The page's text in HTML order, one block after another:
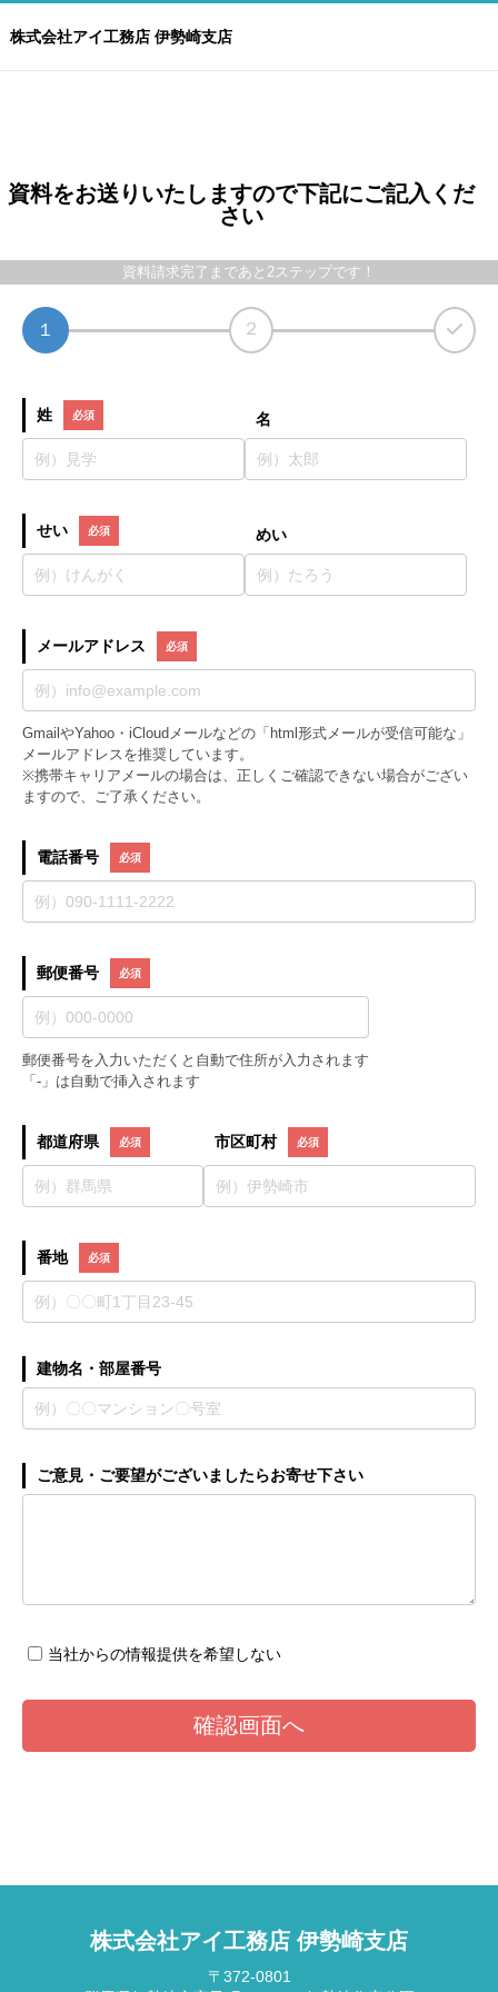
株式会社アイ工務店 伊勢崎支店
資料をお送りいたしますので下記にご記入くだ
さい
資料請求完了まであと2ステップです！
１ ２
姓 名
せい めい
メールアドレス
GmailやYahoo・iCloudメールなどの「html形式メールが受信可能な」
メールアドレスを推奨しています。
※携帯キャリアメールの場合は、正しくご確認できない場合がござい
ますので、ご了承ください。
電話番号
郵便番号
郵便番号を入力いただくと自動で住所が入力されます
「-」は自動で挿入されます
都道府県 市区町村
番地
建物名・部屋番号
ご意見・ご要望がございましたらお寄せ下さい
当社からの情報提供を希望しない
株式会社アイ工務店 伊勢崎支店
〒372-0801